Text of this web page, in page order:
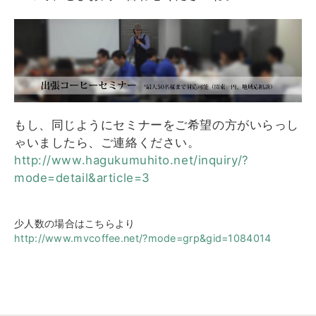
もし、同じようにセミナーをご希望の方がいらっし
ゃいましたら、ご連絡ください。
http://www.hagukumuhito.net/inquiry/?
mode=detail&article=3
少人数の場合はこちらより
http://www.mvcoffee.net/?mode=grp&gid=1084014